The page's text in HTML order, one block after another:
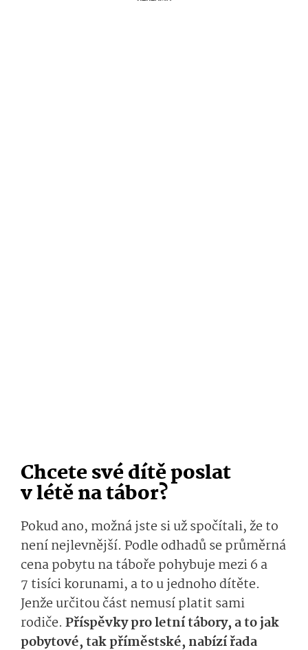
Chcete své dítě poslat
v létě na tábor?
Pokud ano, možná jste si už spočítali, že to
není nejlevnější. Podle odhadů se průměrná
cena pobytu na táboře pohybuje mezi 6 a
7 tisíci korunami, a to u jednoho dítěte.
Jenže určitou část nemusí platit sami
rodiče. Příspěvky pro letní tábory, a to jak
pobytové, tak příměstské, nabízí řada